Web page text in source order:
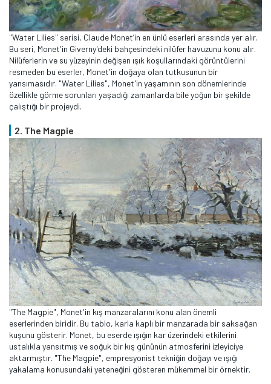
"Water Lilies" serisi, Claude Monet’in en ünlü eserleri arasında yer alır.
Bu seri, Monet'in Giverny'deki bahçesindeki nilüfer havuzunu konu alır.
Nilüferlerin ve su yüzeyinin değişen ışık koşullarındaki görüntülerini
resmeden bu eserler, Monet'in doğaya olan tutkusunun bir
yansımasıdır. "Water Lilies", Monet'in yaşamının son dönemlerinde
özellikle görme sorunları yaşadığı zamanlarda bile yoğun bir şekilde
çalıştığı bir projeydi.
2. The Magpie
"The Magpie", Monet'in kış manzaralarını konu alan önemli
eserlerinden biridir. Bu tablo, karla kaplı bir manzarada bir saksağan
kuşunu gösterir. Monet, bu eserde ışığın kar üzerindeki etkilerini
ustalıkla yansıtmış ve soğuk bir kış gününün atmosferini izleyiciye
aktarmıştır. "The Magpie", empresyonist tekniğin doğayı ve ışığı
yakalama konusundaki yeteneğini gösteren mükemmel bir örnektir.